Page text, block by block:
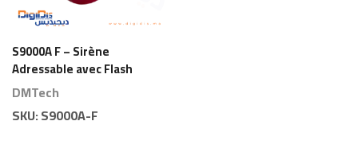
S9000A F – Sirène
Adressable avec Flash
DMTech
DMTech
SKU:S9000A-F